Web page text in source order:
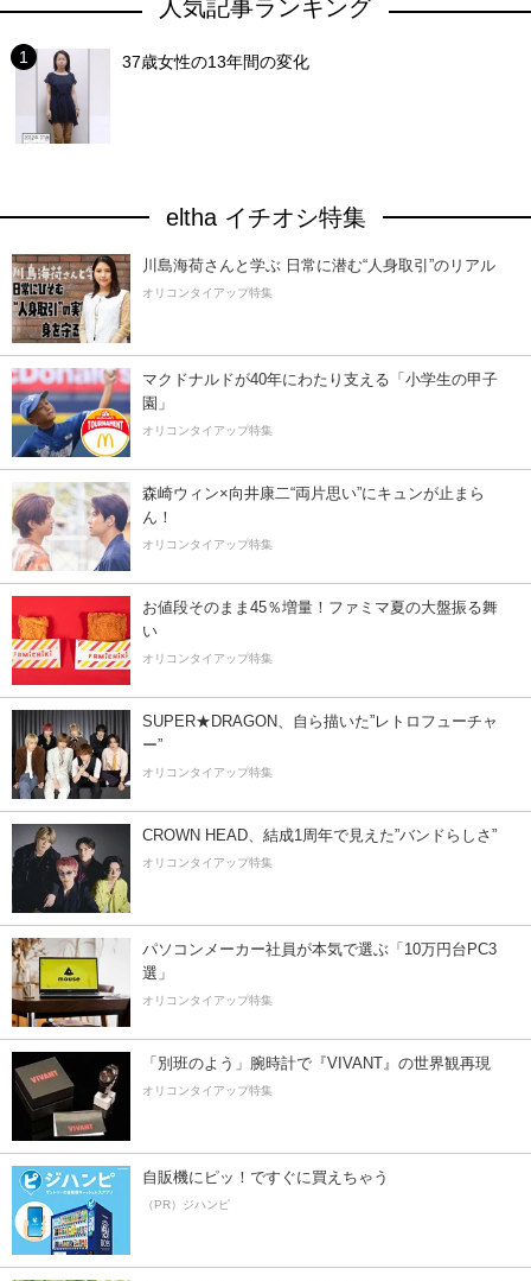
人気記事ランキング
37歳女性の13年間の変化
eltha イチオシ特集
川島海荷さんと学ぶ 日常に潜む“人身取引”のリアル
オリコンタイアップ特集
マクドナルドが40年にわたり支える「小学生の甲子
園」
オリコンタイアップ特集
森崎ウィン×向井康二“両片思い”にキュンが止まら
ん！
オリコンタイアップ特集
お値段そのまま45％増量！ファミマ夏の大盤振る舞
い
オリコンタイアップ特集
SUPER★DRAGON、自ら描いた”レトロフューチャ
ー”
オリコンタイアップ特集
CROWN HEAD、結成1周年で見えた”バンドらしさ”
オリコンタイアップ特集
パソコンメーカー社員が本気で選ぶ「10万円台PC3
選」
オリコンタイアップ特集
「別班のよう」腕時計で『VIVANT』の世界観再現
オリコンタイアップ特集
自販機にピッ！ですぐに買えちゃう
（PR）ジハンピ